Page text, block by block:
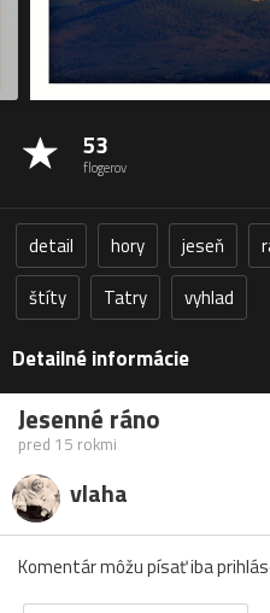
53
flogerov
detail hory jeseň
štíty
Tatry vyhlad
Detailné informácie
Jesenné ráno
pred 15 rokmi
vlaha
Komentár môžu písať iba